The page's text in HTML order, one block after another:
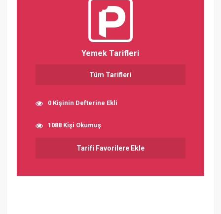
Yemek Tarifleri
Tüm Tarifleri
0 Kişinin Defterine Ekli
1088 Kişi Okumuş
Tarifi Favorilere Ekle